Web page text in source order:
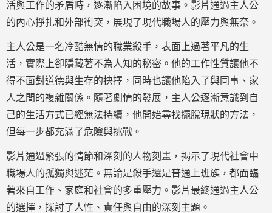
活與工作的矛盾時，逐漸陷入困境的故事。影片通過主人公
的內心掙扎和外部衝突，展現了現代職場人的壓力與無奈。
主人公是一名冷酷無情的職業殺手，表面上過著平凡的生
活，實際上卻隱藏著不為人知的秘密。他的工作性質讓他不
得不面對道德與生存的抉擇，同時也讓他陷入了與同事、家
人之間的複雜關係。隨著劇情的發展，主人公逐漸意識到自
己的生活方式已經無法持續，他開始尋找擺脫現狀的方法，
但每一步都充滿了危險與挑戰。
影片通過緊張的情節和深刻的人物刻畫，揭示了現代社會中
職場人的孤獨與迷茫。無論是殺手還是普通上班族，都面臨
著來自工作、家庭和社會的多重壓力。影片最終通過主人公
的選擇，探討了人性、責任與自由的深刻主題。